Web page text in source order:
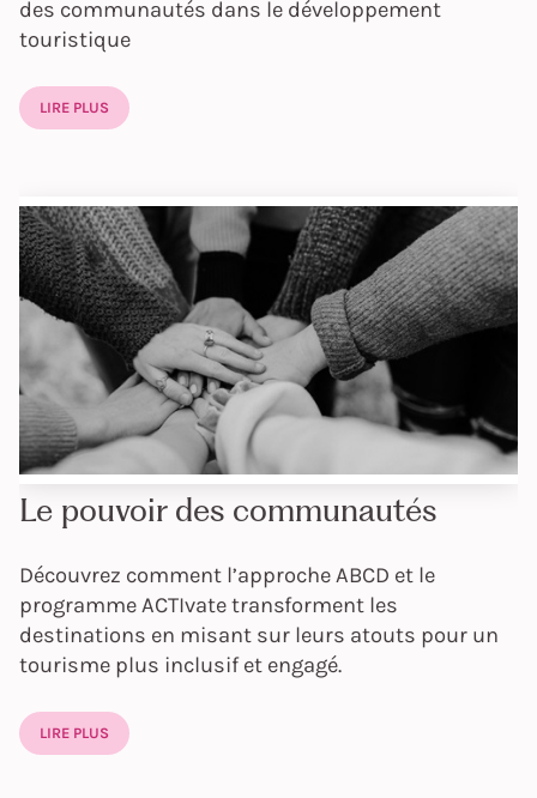
des communautés dans le développement
touristique
LIRE PLUS
Le pouvoir des communautés
Découvrez comment l’approche ABCD et le
programme ACTIvate transforment les
destinations en misant sur leurs atouts pour un
tourisme plus inclusif et engagé.
LIRE PLUS